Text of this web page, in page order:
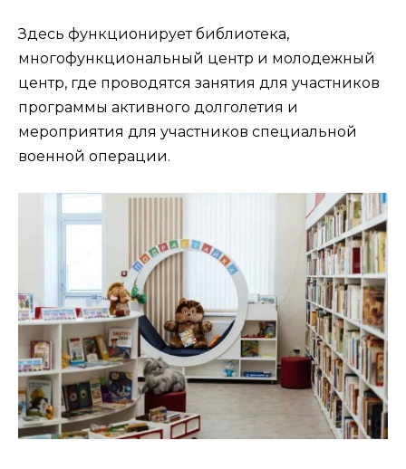
Здесь функционирует библиотека,
многофункциональный центр и молодежный
центр, где проводятся занятия для участников
программы активного долголетия и
мероприятия для участников специальной
военной операции.